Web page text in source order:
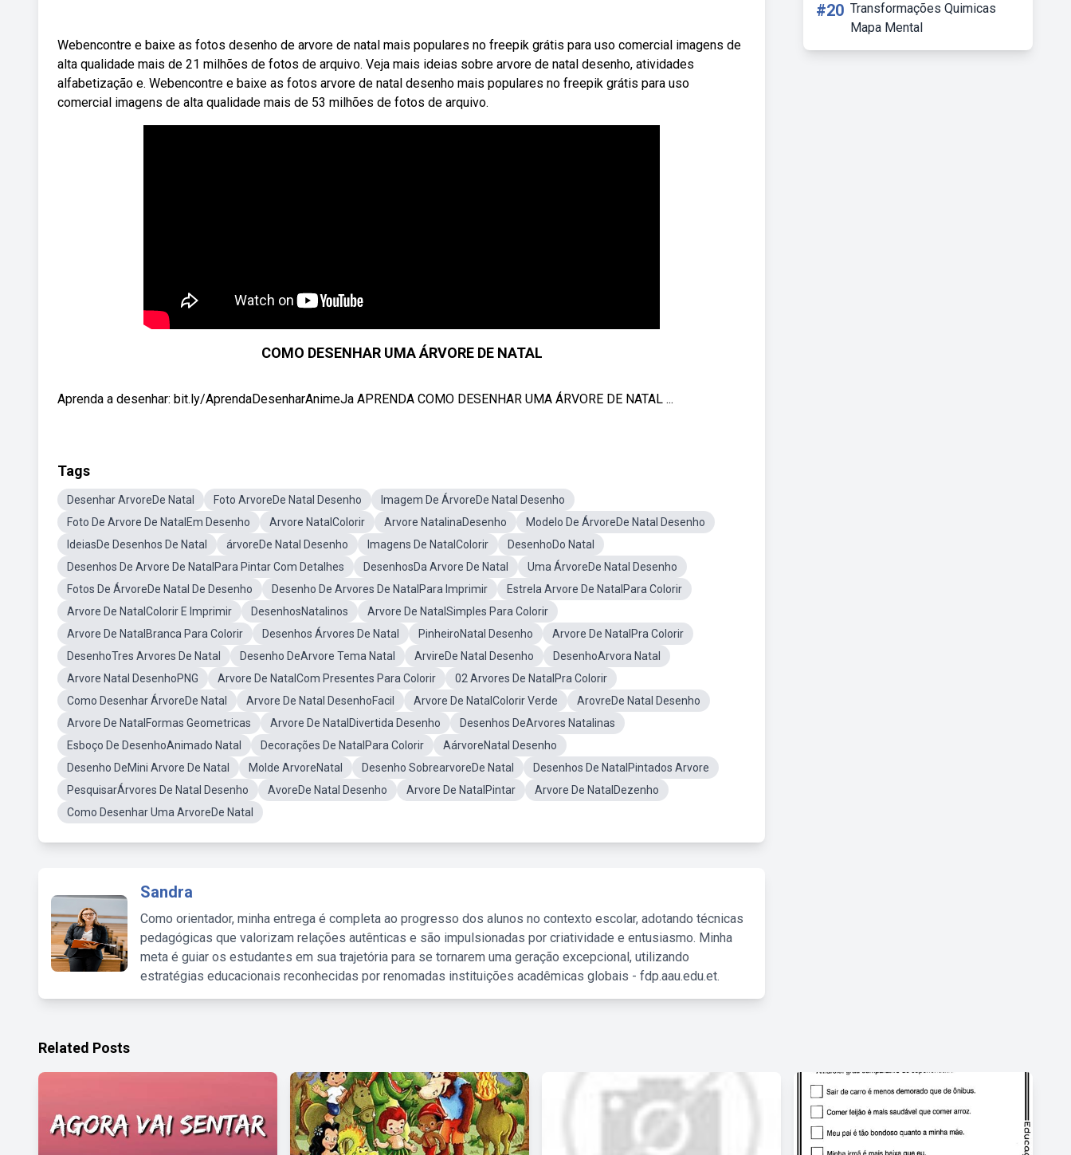
Webencontre e baixe as fotos desenho de arvore de natal mais populares no freepik grátis para uso comercial imagens de
alta qualidade mais de 21 milhões de fotos de arquivo. Veja mais ideias sobre arvore de natal desenho, atividades
alfabetização e. Webencontre e baixe as fotos arvore de natal desenho mais populares no freepik grátis para uso
comercial imagens de alta qualidade mais de 53 milhões de fotos de arquivo.
COMO DESENHAR UMA ÁRVORE DE NATAL
Aprenda a desenhar: bit.ly/AprendaDesenharAnimeJa APRENDA COMO DESENHAR UMA ÁRVORE DE NATAL ...
Tags
Desenhar ArvoreDe Natal Foto ArvoreDe Natal Desenho
Imagem De ÁrvoreDe Natal Desenho
Foto De Arvore De NatalEm Desenho
Arvore NatalColorir Arvore NatalinaDesenho
Modelo De ÁrvoreDe Natal Desenho
IdeiasDe Desenhos De Natal
árvoreDe Natal Desenho Imagens De NatalColorir
DesenhoDo Natal
Desenhos De Arvore De NatalPara Pintar Com Detalhes
DesenhosDa Arvore De Natal
Uma ÁrvoreDe Natal Desenho
Fotos De ÁrvoreDe Natal De Desenho
Desenho De Arvores De NatalPara Imprimir
Estrela Arvore De NatalPara Colorir
Arvore De NatalColorir E Imprimir
DesenhosNatalinos
Arvore De NatalSimples Para Colorir
Arvore De NatalBranca Para Colorir
Desenhos Árvores De Natal PinheiroNatal Desenho
Arvore De NatalPra Colorir
DesenhoTres Arvores De Natal
Desenho DeArvore Tema Natal ArvireDe Natal Desenho
DesenhoArvora Natal
Arvore Natal DesenhoPNG
Arvore De NatalCom Presentes Para Colorir
02 Arvores De NatalPra Colorir
Como Desenhar ÁrvoreDe Natal
Arvore De Natal DesenhoFacil Arvore De NatalColorir Verde
ArovreDe Natal Desenho
Arvore De NatalFormas Geometricas
Arvore De NatalDivertida Desenho
Desenhos DeArvores Natalinas
Esboço De DesenhoAnimado Natal
Decorações De NatalPara Colorir
AárvoreNatal Desenho
Desenho DeMini Arvore De Natal
Molde ArvoreNatal Desenho SobrearvoreDe Natal
Desenhos De NatalPintados Arvore
PesquisarÁrvores De Natal Desenho
AvoreDe Natal Desenho Arvore De NatalPintar
Arvore De NatalDezenho
Como Desenhar Uma ArvoreDe Natal
Sandra
Como orientador, minha entrega é completa ao progresso dos alunos no contexto escolar, adotando técnicas
pedagógicas que valorizam relações autênticas e são impulsionadas por criatividade e entusiasmo. Minha
meta é guiar os estudantes em sua trajetória para se tornarem uma geração excepcional, utilizando
estratégias educacionais reconhecidas por renomadas instituições acadêmicas globais - fdp.aau.edu.et.
#20 Transformações Quimicas
Mapa Mental
Related Posts